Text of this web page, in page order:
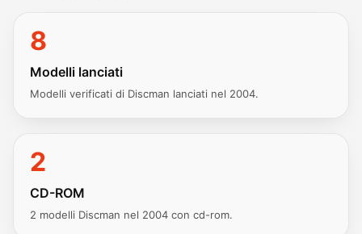
8
Modelli lanciati
Modelli verificati di Discman lanciati nel 2004.
2
CD-ROM
2 modelli Discman nel 2004 con cd-rom.